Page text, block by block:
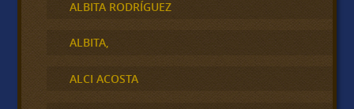
ALBITA RODRÍGUEZ
ALBITA,
ALCI ACOSTA